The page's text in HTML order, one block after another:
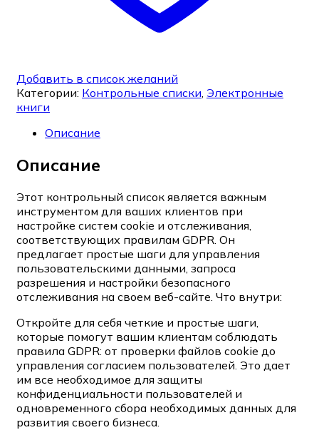
Добавить в список желаний
Категории: Контрольные списки, Электронные
книги
Описание
Описание
Этот контрольный список является важным
инструментом для ваших клиентов при
настройке систем cookie и отслеживания,
соответствующих правилам GDPR. Он
предлагает простые шаги для управления
пользовательскими данными, запроса
разрешения и настройки безопасного
отслеживания на своем веб-сайте. Что внутри:
Откройте для себя четкие и простые шаги,
которые помогут вашим клиентам соблюдать
правила GDPR: от проверки файлов cookie до
управления согласием пользователей. Это дает
им все необходимое для защиты
конфиденциальности пользователей и
одновременного сбора необходимых данных для
развития своего бизнеса.